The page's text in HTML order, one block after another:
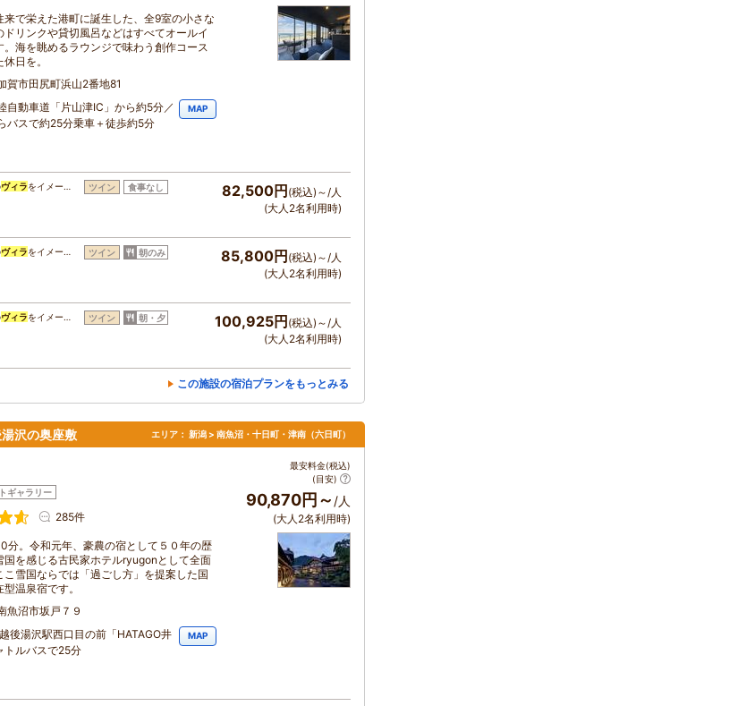
来で栄えた港町に誕生した、全9室の小さな
ドリンクや貸切風呂などはすべてオールイ
。海を眺めるラウンジで味わう創作コース
日を。
賀市田尻町浜山2番地81
自動車道「片山津IC」から約5分／
バスで約25分乗車＋徒歩約5分
MAP
ヴィラをイメー… ツイン 食事なし 82,500円(税込)～/人
(大人2名利用時)
ヴィラをイメー… ツイン 朝のみ 85,800円(税込)～/人
(大人2名利用時)
ヴィラをイメー… ツイン 朝・夕 100,925円(税込)～/人
(大人2名利用時)
この施設の宿泊プランをもっとみる
沢の奥座敷 エリア： 新潟 > 南魚沼・十日町・津南（六日町）
ギャラリー
285件
分。令和元年、豪農の宿として５０年の歴
国を感じる古民家ホテルryugonとして全面
こ雪国ならでは「過ごし方」を提案した国
温泉宿です。
魚沼市坂戸７９
後湯沢駅西口目の前「HATAGO井
トルバスで25分
MAP
最安料金(税込)
(目安)
90,870円～ /人
(大人2名利用時)